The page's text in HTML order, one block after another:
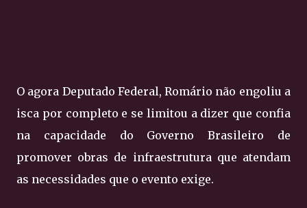
O agora Deputado Federal, Romário não engoliu a
isca por completo e se limitou a dizer que confia
na capacidade do Governo Brasileiro de
promover obras de infraestrutura que atendam
as necessidades que o evento exige.